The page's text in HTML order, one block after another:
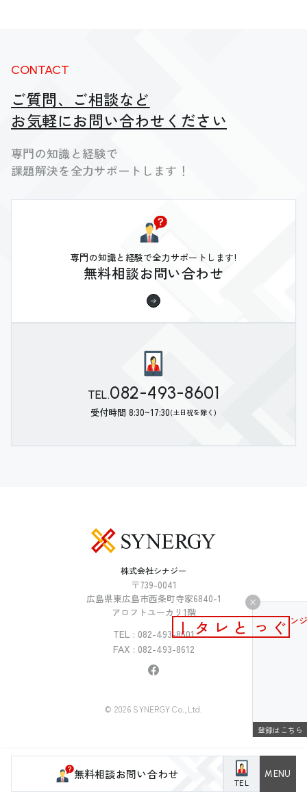
CONTACT
ご質問、ご相談など
お気軽にお問い合わせください
専門の知識と経験で
課題解決を全力サポートします！
TEL.082-493-8601
受付時間 8:30~17:30(土日祝を除く)
専門の知識と経験で全力サポートします!
無料相談お問い合わせ
株式会社シナジー
〒739-0041
広島県東広島市西条町寺家6840-1
アロフトユーカリ1階
TEL : 082-493-8601
FAX : 082-493-8612
© 2026 SYNERGY Co.,Ltd.
メールマガジン
ぐっとレター
登録はこちら
TEL
無料相談お問い合わせ